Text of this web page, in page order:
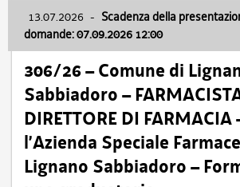
13.07.2026 - Scadenza della
domande: 07.09.2026 12:00
306/26 – Comune di
Sabbiadoro –
DIRETTORE DI FARMACIA
l’Azienda Speciale
Lignano Sabbiadoro –